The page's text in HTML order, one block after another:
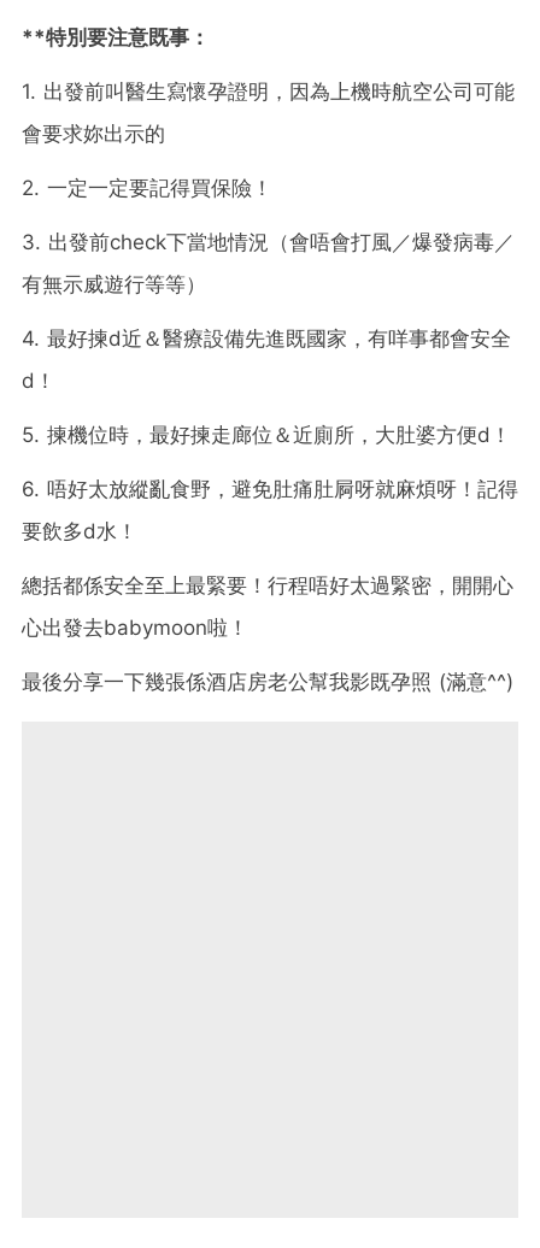
**特別要注意既事：
1. 出發前叫醫生寫懷孕證明，因為上機時航空公司可能
會要求妳出示的
2. 一定一定要記得買保險！
3. 出發前check下當地情況（會唔會打風／爆發病毒／
有無示威遊行等等）
4. 最好揀d近＆醫療設備先進既國家，有咩事都會安全
d！
5. 揀機位時，最好揀走廊位＆近廁所，大肚婆方便d！
6. 唔好太放縱亂食野，避免肚痛肚屙呀就麻煩呀！記得
要飲多d水！
總括都係安全至上最緊要！行程唔好太過緊密，開開心
心出發去babymoon啦！
最後分享一下幾張係酒店房老公幫我影既孕照 (滿意^^)